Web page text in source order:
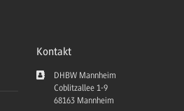
Kontakt
DHBW Mannheim
Coblitzallee 1-9
68163 Mannheim